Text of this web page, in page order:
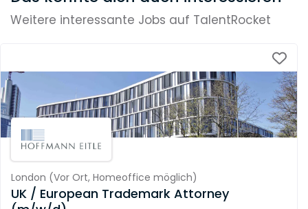
Weitere interessante Jobs auf TalentRocket
London (Vor Ort, Homeoffice möglich)
UK / European Trademark Attorney